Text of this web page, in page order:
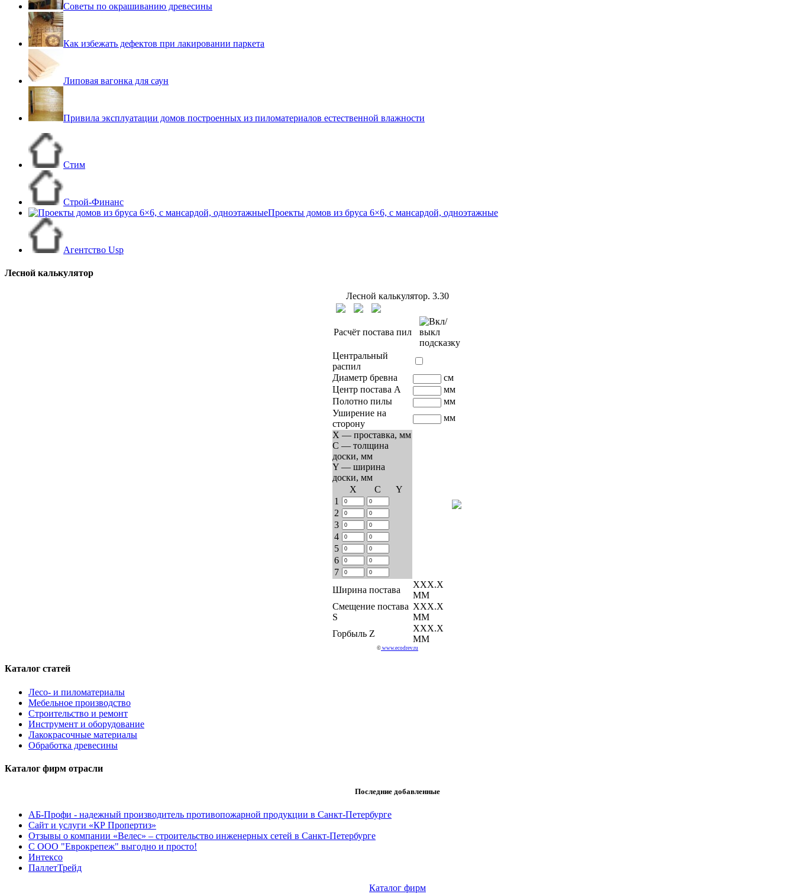
Советы по окрашиванию древесины
Как избежать дефектов при лакировании паркета
Липовая вагонка для саун
Привила эксплуатации домов построенных из пиломатериалов естественной влажности
Стим
Строй-Финанс
Проекты домов из бруса 6×6, с мансардой, одноэтажные
Агентство Usp
Лесной калькулятор
Лесной калькулятор. 3.30
Расчёт постава пил
Центральный
распил
Диаметр бревна
см
Центр постава A
мм
Полотно пилы
мм
Уширение на
сторону
мм
X — проставка, мм
C — толщина
доски, мм
Y — ширина
доски, мм
Х
C
Y
1
2
3
4
5
6
7
Ширина постава
ХХХ.Х
ММ
Смещение постава
S
ХХХ.Х
ММ
Горбыль Z
ХХХ.Х
ММ
© www.ecodrev.ru
Каталог статей
Лесо- и пиломатериалы
Мебельное производство
Строительство и ремонт
Инструмент и оборудование
Лакокрасочные материалы
Обработка древесины
Каталог фирм отрасли
Последние добавленные
АБ-Профи - надежный производитель противопожарной продукции в Санкт-Петербурге
Сайт и услуги «КР Пропертиз»
Отзывы о компании «Велес» – строительство инженерных сетей в Санкт-Петербурге
С ООО "Еврокрепеж" выгодно и просто!
Интексо
ПаллетТрейд
Каталог фирм